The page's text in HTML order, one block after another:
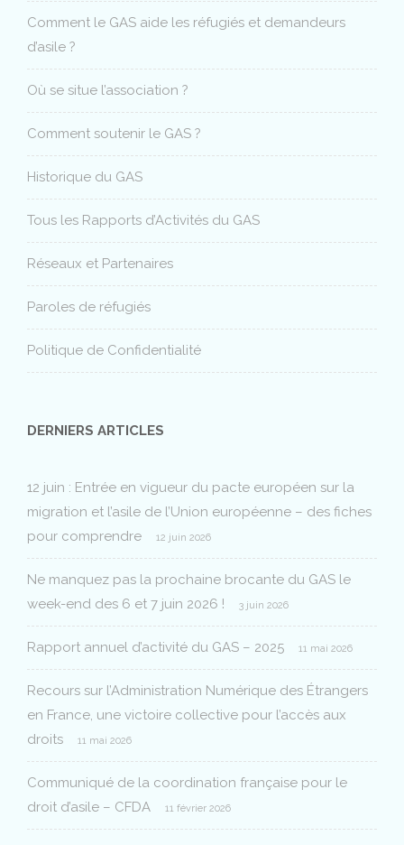
Comment le GAS aide les réfugiés et demandeurs
d’asile ?
Où se situe l’association ?
Comment soutenir le GAS ?
Historique du GAS
Tous les Rapports d’Activités du GAS
Réseaux et Partenaires
Paroles de réfugiés
Politique de Confidentialité
DERNIERS ARTICLES
12 juin : Entrée en vigueur du pacte européen sur la
migration et l’asile de l’Union européenne – des fiches
pour comprendre
12 juin 2026
Ne manquez pas la prochaine brocante du GAS le
week-end des 6 et 7 juin 2026 !
3 juin 2026
Rapport annuel d’activité du GAS – 2025 11 mai 2026
Recours sur l’Administration Numérique des Étrangers
en France, une victoire collective pour l’accès aux
droits
11 mai 2026
Communiqué de la coordination française pour le
droit d’asile – CFDA
11 février 2026